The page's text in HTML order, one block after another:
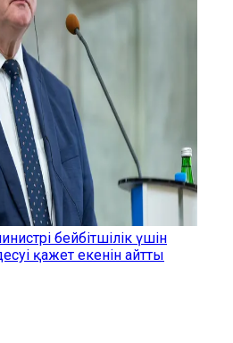
бейбітшілік үшін
қажет екенін айтты